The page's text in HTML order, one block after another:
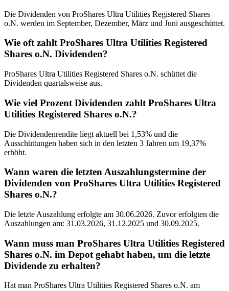
Die Dividenden von ProShares Ultra Utilities Registered Shares
o.N. werden im September, Dezember, März und Juni ausgeschüttet.
Wie oft zahlt ProShares Ultra Utilities Registered
Shares o.N. Dividenden?
ProShares Ultra Utilities Registered Shares o.N. schüttet die
Dividenden quartalsweise aus.
Wie viel Prozent Dividenden zahlt ProShares Ultra
Utilities Registered Shares o.N.?
Die Dividendenrendite liegt aktuell bei 1,53% und die
Ausschüttungen haben sich in den letzten 3 Jahren um 19,37%
erhöht.
Wann waren die letzten Auszahlungstermine der
Dividenden von ProShares Ultra Utilities Registered
Shares o.N.?
Die letzte Auszahlung erfolgte am 30.06.2026. Zuvor erfolgten die
Auszahlungen am: 31.03.2026, 31.12.2025 und 30.09.2025.
Wann muss man ProShares Ultra Utilities Registered
Shares o.N. im Depot gehabt haben, um die letzte
Dividende zu erhalten?
Hat man ProShares Ultra Utilities Registered Shares o.N. am